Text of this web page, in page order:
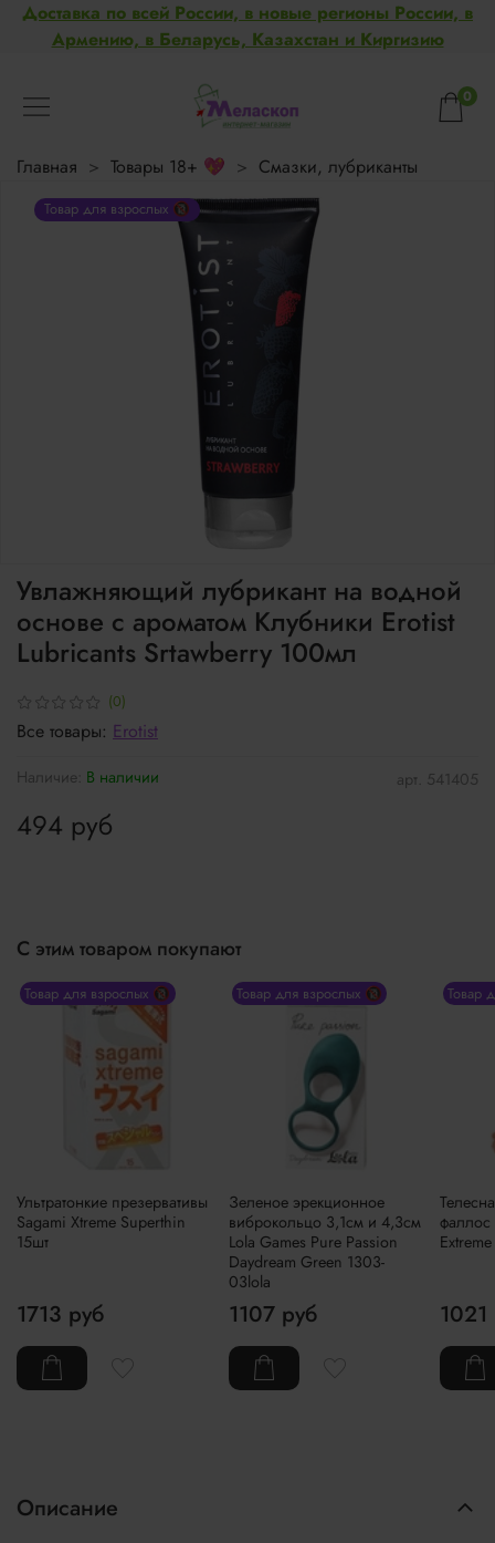
Доставка по всей России, в новые регионы России, в
Армению, в Беларусь, Казахстан и Киргизию
0
Главная Товары 18+ 💖 Смазки, лубриканты
Товар для взрослых 🔞
(0)
арт. 541405
Наличие: В наличии
Увлажняющий лубрикант на водной
основе с ароматом Клубники Erotist
Lubricants Srtawberry 100мл
494 руб
Все товары: Erotist
С этим товаром покупают
Товар для взрослых 🔞
Ультратонкие презервативы
Sagami Xtreme Superthin
15шт
1713 руб
Товар для взрослых 🔞
Зеленое эрекционное
виброкольцо 3,1см и 4,3см
Lola Games Pure Passion
Daydream Green 1303-
03lola
1107 руб
Товар
фаллос
1021
Описание